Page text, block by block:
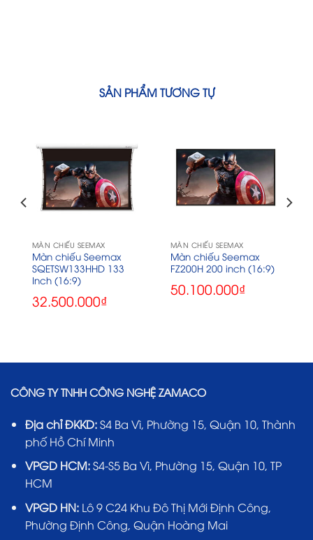
SẢN PHẨM TƯƠNG TỰ
MÀN CHIẾU SEEMAX
Màn chiếu Seemax
SQETSW133HHD 133
Inch (16:9)
32.500.000₫
MÀN CHIẾU SEEMAX
Màn chiếu Seemax
FZ200H 200 inch (16:9)
50.100.000₫
CÔNG TY TNHH CÔNG NGHỆ ZAMACO
Địa chỉ ĐKKD:S4 Ba Vì, Phường 15, Quận 10, Thành
phố Hồ Chí Minh
VPGD HCM:S4-S5 Ba Vì, Phường 15, Quận 10, TP
HCM
VPGD HN:Lô 9 C24 Khu Đô Thị Mới Định Công,
Phường Định Công, Quận Hoàng Mai